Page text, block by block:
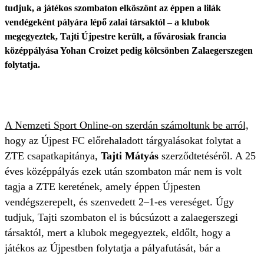
tudjuk, a játékos szombaton elköszönt az éppen a lilák
vendégeként pályára lépő zalai társaktól – a klubok
megegyeztek, Tajti Újpestre került, a fővárosiak francia
középpályása Yohan Croizet pedig kölcsönben Zalaegerszegen
folytatja.
A Nemzeti Sport Online-on szerdán számoltunk be arról,
hogy az Újpest FC előrehaladott tárgyalásokat folytat a
ZTE csapatkapitánya, Tajti Mátyás szerződtetéséről. A 25
éves középpályás ezek után szombaton már nem is volt
tagja a ZTE keretének, amely éppen Újpesten
vendégszerepelt, és szenvedett 2–1-es vereséget. Úgy
tudjuk, Tajti szombaton el is búcsúzott a zalaegerszegi
társaktól, mert a klubok megegyeztek, eldőlt, hogy a
játékos az Újpestben folytatja a pályafutását, bár a